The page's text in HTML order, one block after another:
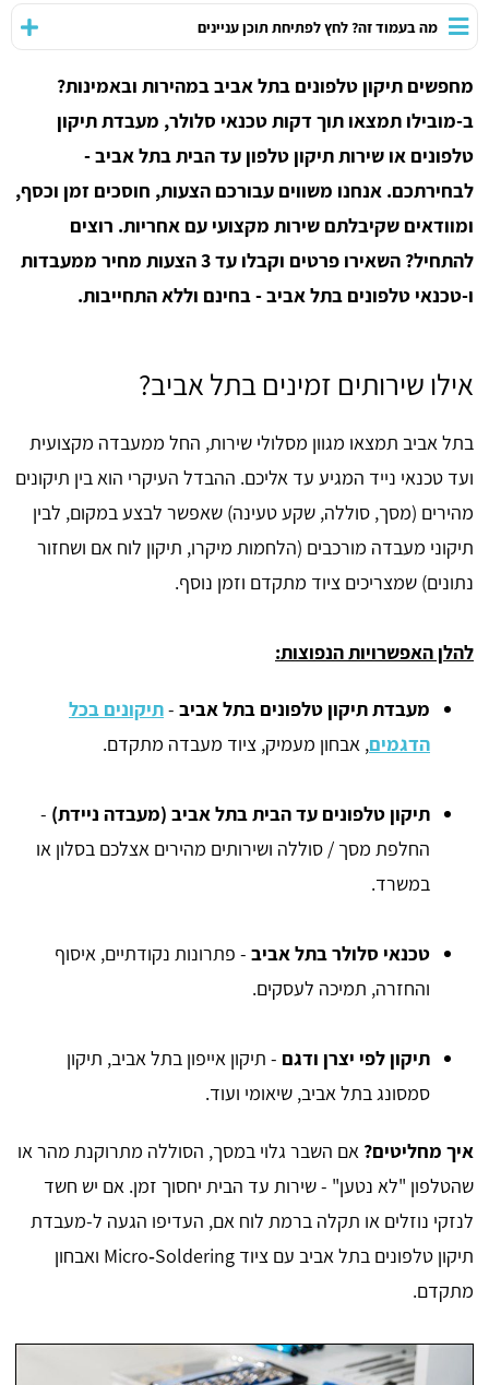
מה בעמוד זה? לחץ לפתיחת תוכן עניינים
מחפשים תיקון טלפונים בתל אביב במהירות ובאמינות?
ב-מובילו תמצאו תוך דקות טכנאי סלולר, מעבדת תיקון
טלפונים או שירות תיקון טלפון עד הבית בתל אביב -
לבחירתכם. אנחנו משווים עבורכם הצעות, חוסכים זמן וכסף,
ומוודאים שקיבלתם שירות מקצועי עם אחריות. רוצים
להתחיל? השאירו פרטים וקבלו עד 3 הצעות מחיר ממעבדות
ו-טכנאי טלפונים בתל אביב - בחינם וללא התחייבות.
אילו שירותים זמינים בתל אביב?
בתל אביב תמצאו מגוון מסלולי שירות, החל ממעבדה מקצועית
ועד טכנאי נייד המגיע עד אליכם. ההבדל העיקרי הוא בין תיקונים
מהירים (מסך, סוללה, שקע טעינה) שאפשר לבצע במקום, לבין
תיקוני מעבדה מורכבים (הלחמות מיקרו, תיקון לוח אם ושחזור
נתונים) שמצריכים ציוד מתקדם וזמן נוסף.
להלן האפשרויות הנפוצות:
מעבדת תיקון טלפונים בתל אביב -תיקונים בכל
הדגמים, אבחון מעמיק, ציוד מעבדה מתקדם.
תיקון טלפונים עד הבית בתל אביב (מעבדה ניידת) -
החלפת מסך / סוללה ושירותים מהירים אצלכם בסלון או
במשרד.
טכנאי סלולר בתל אביב - פתרונות נקודתיים, איסוף
והחזרה, תמיכה לעסקים.
תיקון לפי יצרן ודגם - תיקון אייפון בתל אביב, תיקון
סמסונג בתל אביב, שיאומי ועוד.
איך מחליטים? אם השבר גלוי במסך, הסוללה מתרוקנת מהר או
שהטלפון "לא נטען" - שירות עד הבית יחסוך זמן. אם יש חשד
לנזקי נוזלים או תקלה ברמת לוח אם, העדיפו הגעה ל-מעבדת
תיקון טלפונים בתל אביב עם ציוד Micro‑Soldering ואבחון
מתקדם.